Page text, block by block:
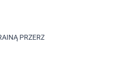
PRZERZUCONO KOLEJNYCH